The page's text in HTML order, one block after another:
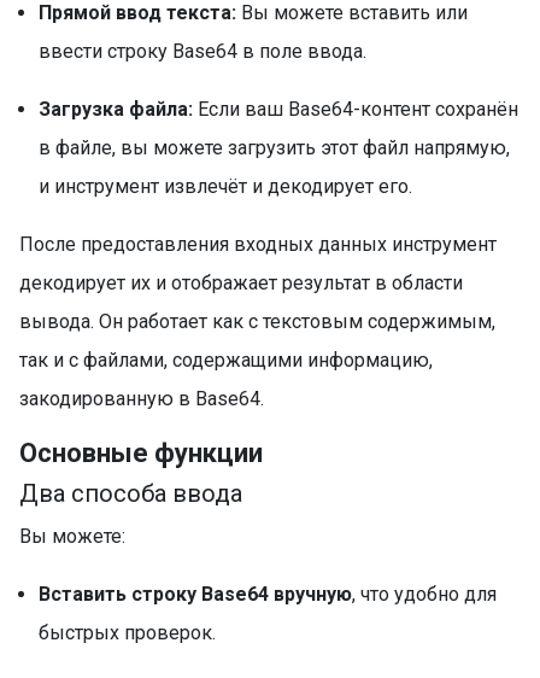
Прямой ввод текста: Вы можете вставить или
ввести строку Base64 в поле ввода.
Загрузка файла: Если ваш Base64-контент сохранён
в файле, вы можете загрузить этот файл напрямую,
и инструмент извлечёт и декодирует его.
После предоставления входных данных инструмент
декодирует их и отображает результат в области
вывода. Он работает как с текстовым содержимым,
так и с файлами, содержащими информацию,
закодированную в Base64.
Основные функции
Два способа ввода
Вы можете:
Вставить строку Base64 вручную, что удобно для
быстрых проверок.